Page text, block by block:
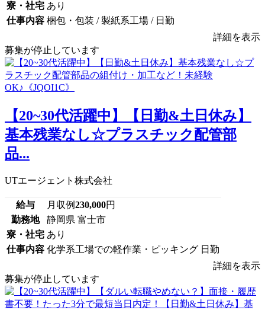
寮・社宅 あり
仕事内容 梱包・包装 / 製紙系工場 / 日勤
詳細を表示
募集が停止しています
【20~30代活躍中】【日勤&土日休み】
基本残業なし☆プラスチック配管部
品...
UTエージェント株式会社
給与 月収例230,000円
勤務地
静岡県 富士市
寮・社宅 あり
仕事内容 化学系工場での軽作業・ピッキング 日勤
詳細を表示
募集が停止しています